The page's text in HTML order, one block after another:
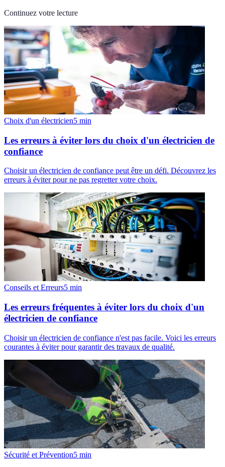
Continuez votre lecture
Choix d'un électricien5 min
Les erreurs à éviter lors du choix d'un électricien de
confiance
Choisir un électricien de confiance peut être un défi. Découvrez les
erreurs à éviter pour ne pas regretter votre choix.
Conseils et Erreurs5 min
Les erreurs fréquentes à éviter lors du choix d'un
électricien de confiance
Choisir un électricien de confiance n'est pas facile. Voici les erreurs
courantes à éviter pour garantir des travaux de qualité.
Sécurité et Prévention5 min